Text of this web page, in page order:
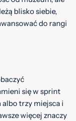
blisko siebie,
do rangi
się w sprint
trzy miejsca i
więcej znaczy